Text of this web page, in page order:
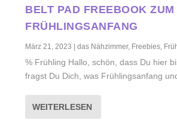
BELT PAD FREEBOOK ZUM
FRÜHLINGSANFANG
März 21, 2023 |das Nähzimmer, Freebies
% Frühling Hallo, schön, dass Du hier
fragst Du Dich, was Frühlingsanfang
WEITERLESEN